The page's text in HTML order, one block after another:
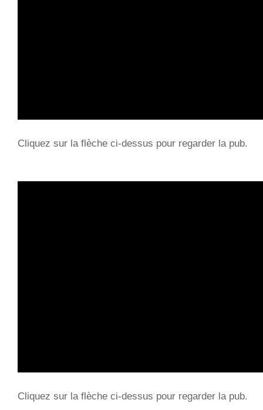
Cliquez sur la flèche ci-dessus pour regarder la pub.
Cliquez sur la flèche ci-dessus pour regarder la pub.